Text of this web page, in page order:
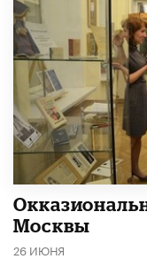
Москвы
26 ИЮНЯ